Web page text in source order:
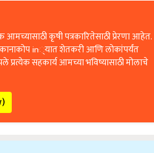
कृषी पत्रकारितेसाठी प्रेरणा आहेत.
कानाकोप in्यात शेतकरी आणि लोकांपर्यंत
सहकार्य आमच्या भविष्यासाठी मोलाचे